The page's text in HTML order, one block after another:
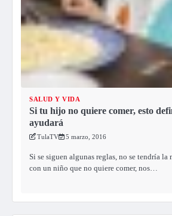
SALUD Y VIDA
Si tu hijo no quiere comer, esto
ayudará
TulaTV 5 marzo, 2016
Si se siguen algunas reglas, no se tendría la
con un niño que no quiere comer, nos…